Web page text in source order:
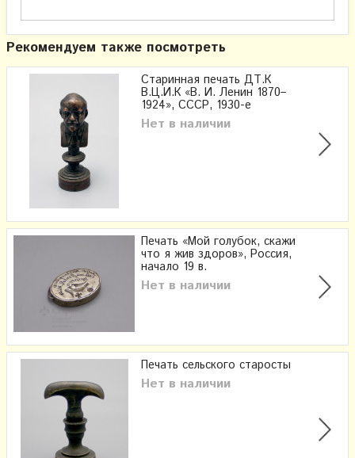
Рекомендуем также посмотреть
Старинная печать ДТ.К
В.Ц.И.К «В. И. Ленин 1870–
1924», СССР, 1930-е
Нет в наличии
Печать «Мой голубок, скажи
что я жив здоров», Россия,
начало 19 в.
Нет в наличии
Печать сельского старосты
Нет в наличии